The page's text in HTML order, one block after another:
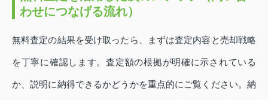
わせにつなげる流れ）
無料査定の結果を受け取ったら、まずは査定内容と売却戦略
を丁寧に確認します。査定額の根拠が明確に示されている
か、説明に納得できるかどうかを重点的にご覧ください。納